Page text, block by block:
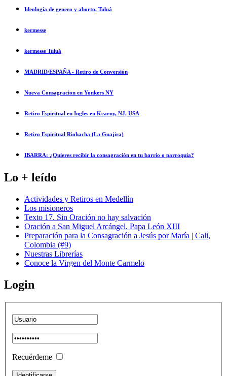
Ideología de genero y aborto, Tuluá
kermesse
kermesse Tuluá
MADRID/ESPAÑA - Retiro de Conversión
Nueva Consagracion en Yonkers NY
Retiro Espiritual en Ingles en Kearny, NJ, USA
Retiro Espiritual Riohacha (La Guajira)
IBARRA: ¿Quieres recibir la consagración en tu barrio o parroquia?
Lo + leído
Actividades y Retiros en Medellín
Los misioneros
Texto 17. Sin Oración no hay salvación
Oración a San Miguel Arcángel. Papa León XIII
Preparación para la Consagración a Jesús por María | Cali,
Colombia (#9)
Nuestras Librerías
Conoce la Virgen del Monte Carmelo
Login
Recuérdeme